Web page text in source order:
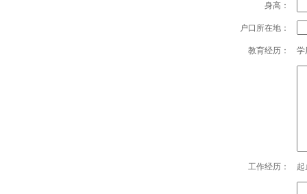
身高：
户口所在地：
教育经历：
工作经历：